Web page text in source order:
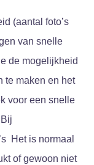
(aantal foto’s
van snelle
de mogelijkheid
te maken en het
voor een snelle
Het is normaal
of gewoon niet